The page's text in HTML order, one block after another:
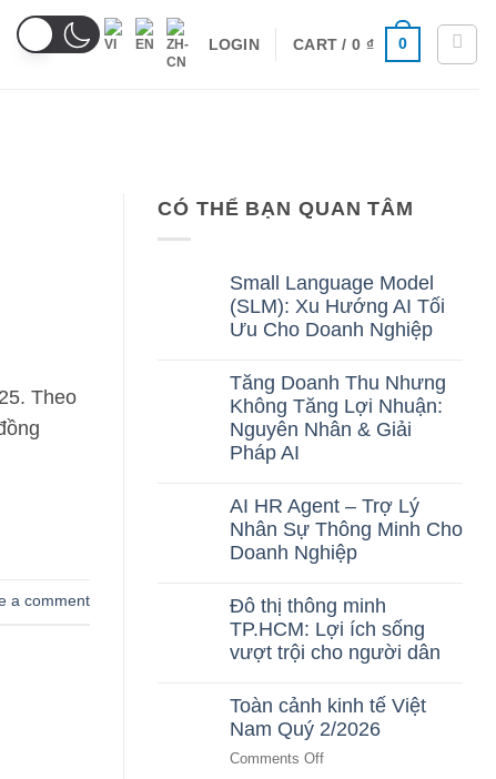
LOGIN CART /0 ₫ 0
Theo
a comment
CÓ THỂ BẠN QUAN TÂM
Small Language Model
(SLM): Xu Hướng AI Tối
Ưu Cho Doanh Nghiệp
Comments
on
Small
Language
Model
(SLM):
AI
Tối
Ưu
Cho
Tăng Doanh Thu Nhưng
Không Tăng Lợi Nhuận:
Nguyên Nhân & Giải
Pháp AI
on
Tăng
Doanh
Thu
Không
Tăng
Lợi
Nhuận:
Nguyên
Giải
Pháp
AI HR Agent – Trợ Lý
Nhân Sự Thông Minh Cho
Doanh Nghiệp
Comments
on
AI
Agent
Lý
Nhân
Thông
Đô thị thông minh
TP.HCM: Lợi ích sống
vượt trội cho người dân
Comments
on
Đô
thông
Toàn cảnh kinh tế Việt
Nam Quý 2/2026
Comments Offon